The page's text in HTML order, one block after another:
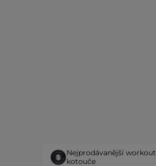
Nejprodávanější workout
kotouče